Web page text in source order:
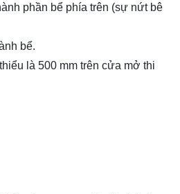
phần bể phía trên (sự nứt bê
bể.
là 500 mm trên cửa mở thi